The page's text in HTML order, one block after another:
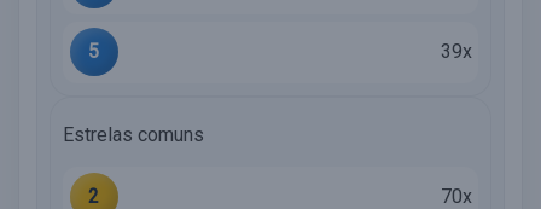
5 39x
Estrelas comuns
2 70x